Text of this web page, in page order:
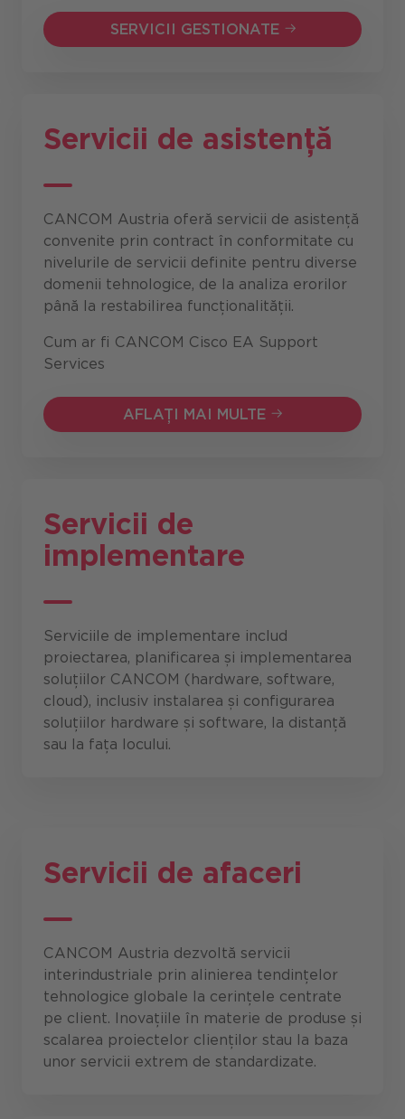
SERVICII GESTIONATE
SERVICII GESTIONATE
Servicii de asistență
CANCOM Austria oferă servicii de asistență
convenite prin contract în conformitate cu
nivelurile de servicii definite pentru diverse
domenii tehnologice, de la analiza erorilor
până la restabilirea funcționalității.
Cum ar fi CANCOM Cisco EA Support
Services
AFLAȚI MAI MULTE
AFLAȚI MAI MULTE
Servicii de
implementare
Serviciile de implementare includ
proiectarea, planificarea și implementarea
soluțiilor CANCOM (hardware, software,
cloud), inclusiv instalarea și configurarea
soluțiilor hardware și software, la distanță
sau la fața locului.
Servicii de afaceri
CANCOM Austria dezvoltă servicii
interindustriale prin alinierea tendințelor
tehnologice globale la cerințele centrate
pe client. Inovațiile în materie de produse și
scalarea proiectelor clienților stau la baza
unor servicii extrem de standardizate.